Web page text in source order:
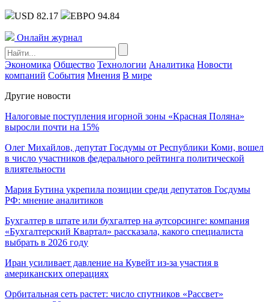
USD 82.17 ЕВРО 94.84
Онлайн журнал
Экономика Общество Технологии Аналитика Новости
компаний События Мнения В мире
Другие новости
Налоговые поступления игорной зоны «Красная Поляна»
выросли почти на 15%
Олег Михайлов, депутат Госдумы от Республики Коми, вошел
в число участников федерального рейтинга политической
влиятельности
Мария Бутина укрепила позиции среди депутатов Госдумы
РФ: мнение аналитиков
Бухгалтер в штате или бухгалтер на аутсорсинге: компания
«Бухгалтерский Квартал» рассказала, какого специалиста
выбрать в 2026 году
Иран усиливает давление на Кувейт из-за участия в
американских операциях
Орбитальная сеть растет: число спутников «Рассвет»